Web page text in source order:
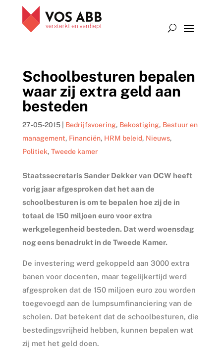
Schoolbesturen bepalen
waar zij extra geld aan
besteden
27-05-2015| Bedrijfsvoering, Bekostiging, Bestuur en
management, Financiën, HRM beleid, Nieuws,
Politiek, Tweede kamer
Staatssecretaris Sander Dekker van OCW heeft
vorig jaar afgesproken dat het aan de
schoolbesturen is om te bepalen hoe zij de in
totaal de 150 miljoen euro voor extra
werkgelegenheid besteden. Dat werd woensdag
nog eens benadrukt in de Tweede Kamer.
De investering werd gekoppeld aan 3000 extra
banen voor docenten, maar tegelijkertijd werd
afgesproken dat de 150 miljoen euro zou worden
toegevoegd aan de lumpsumfinanciering van de
scholen. Dat betekent dat de schoolbesturen, die
bestedingsvrijheid hebben, kunnen bepalen wat
zij met het geld doen.